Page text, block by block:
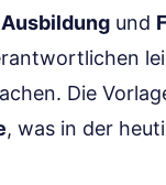
Ausbildung und
Die
, was in der